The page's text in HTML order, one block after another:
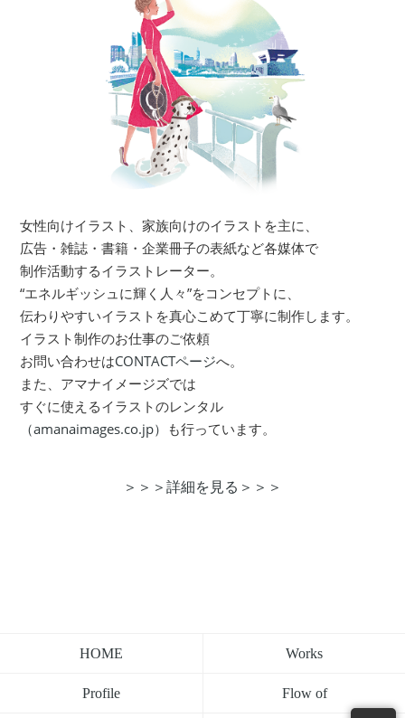
女性向けイラスト、家族向けのイラストを主に、
広告・雑誌・書籍・企業冊子の表紙など各媒体で
制作活動するイラストレーター。
“エネルギッシュに輝く人々”をコンセプトに、
伝わりやすいイラストを真心こめて丁寧に制作します。
イラスト制作のお仕事のご依頼
お問い合わせはCONTACTページへ。
また、アマナイメージズでは
すぐに使えるイラストのレンタル
（amanaimages.co.jp） も行っています。
＞＞＞詳細を見る＞＞＞
HOME Works
Profile Flow of